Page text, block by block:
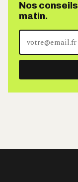
Nos
matin.
adresse
e-
mail